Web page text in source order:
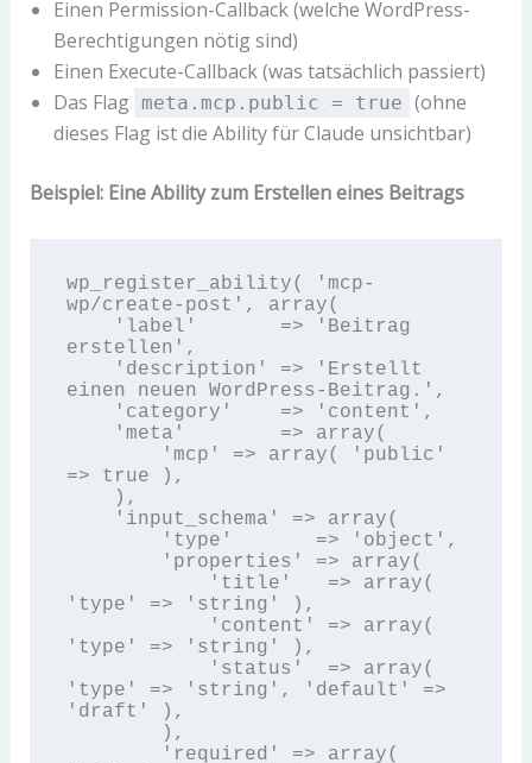
Einen Permission-Callback (welche WordPress-
Berechtigungen nötig sind)
Einen Execute-Callback (was tatsächlich passiert)
Das Flag meta.mcp.public = true (ohne
dieses Flag ist die Ability für Claude unsichtbar)
Beispiel: Eine Ability zum Erstellen eines Beitrags
wp_register_ability( 'mcp-
wp/create-post', array(
erstellen',
einen neuen WordPress-Beitrag.',
=> true ),
'type' => 'string' ),
'type' => 'string' ),
'type' => 'string', 'default' =>
'draft' ),